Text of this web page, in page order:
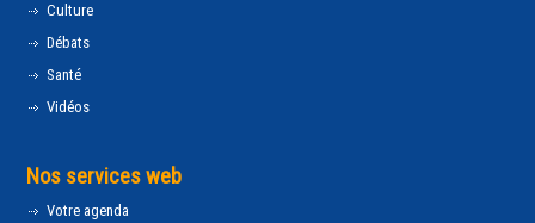
Culture
Débats
Santé
Vidéos
Nos services web
Votre agenda